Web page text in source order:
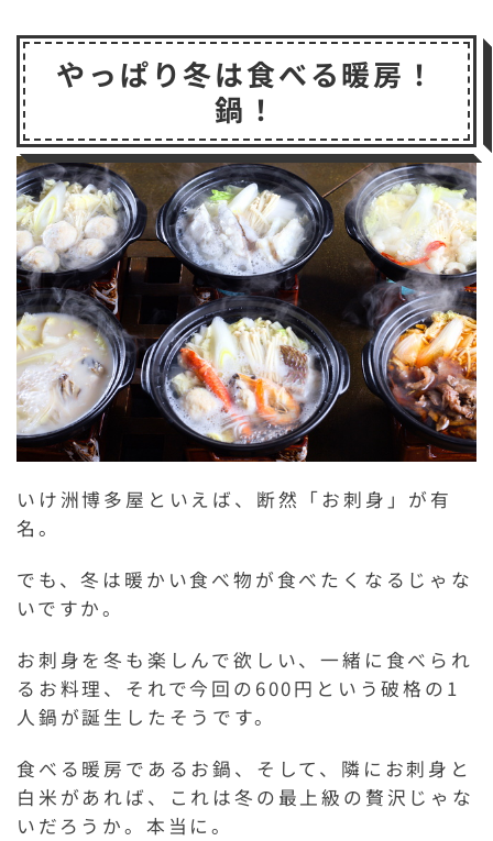
やっぱり冬は食べる暖房！
鍋！
いけ洲博多屋といえば、断然「お刺身」が有
名。
でも、冬は暖かい食べ物が食べたくなるじゃな
いですか。
お刺身を冬も楽しんで欲しい、一緒に食べられ
るお料理、それで今回の600円という破格の1
人鍋が誕生したそうです。
食べる暖房であるお鍋、そして、隣にお刺身と
白米があれば、これは冬の最上級の贅沢じゃな
いだろうか。本当に。